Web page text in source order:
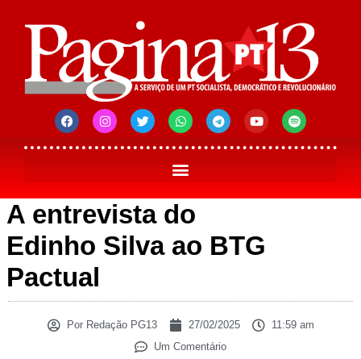
A entrevista do
Edinho Silva ao BTG
Pactual
PorRedação PG13 27/02/2025
11:59 am
Um Comentário